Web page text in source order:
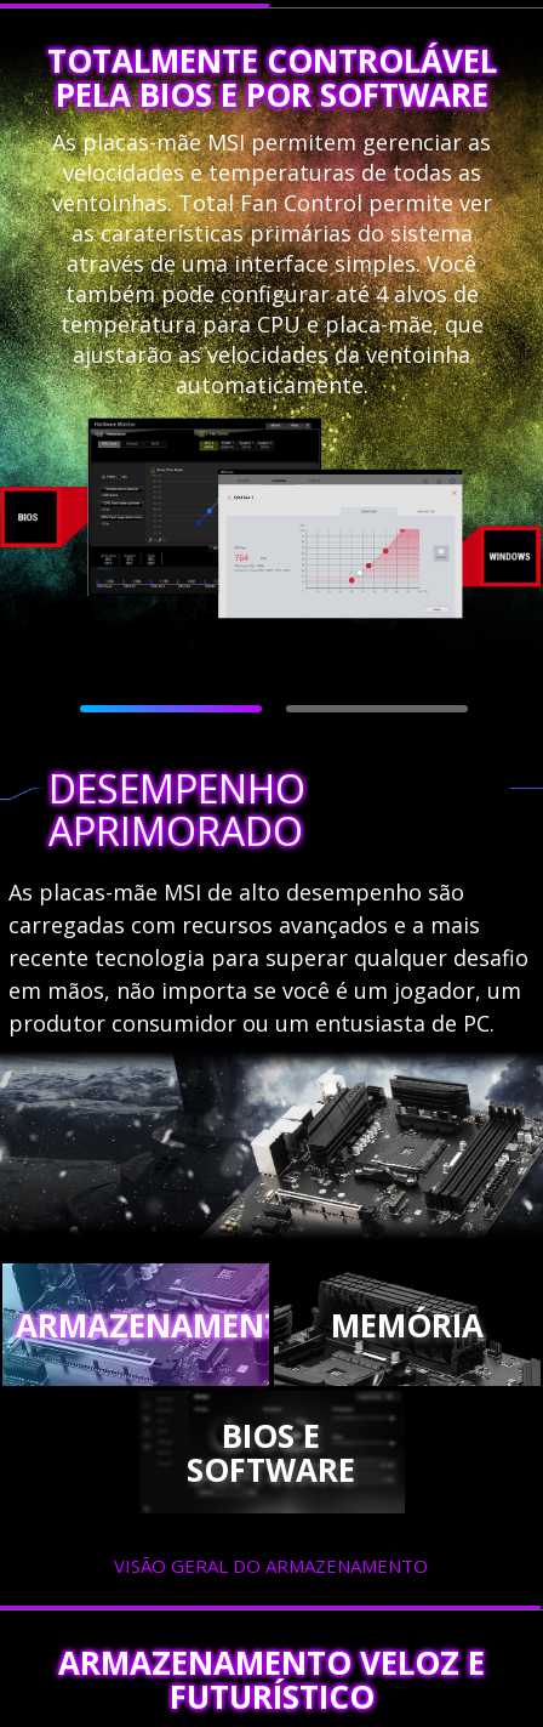
TOTALMENTE CONTROLÁVEL
PELA BIOS E POR SOFTWARE
As placas-mãe MSI permitem gerenciar as
velocidades e temperaturas de todas as
ventoinhas. Total Fan Control permite ver
as caraterísticas primárias do sistema
através de uma interface simples. Você
também pode configurar até 4 alvos de
temperatura para CPU e placa-mãe, que
ajustarão as velocidades da ventoinha
automaticamente.
DESEMPENHO
APRIMORADO
As placas-mãe MSI de alto desempenho são
carregadas com recursos avançados e a mais
recente tecnologia para superar qualquer desafio
em mãos, não importa se você é um jogador, um
produtor consumidor ou um entusiasta de PC.
ARMAZENAMENTO MEMÓRIA
BIOS E
SOFTWARE
VISÃO GERAL DO ARMAZENAMENTO
ARMAZENAMENTO VELOZ E
FUTURÍSTICO